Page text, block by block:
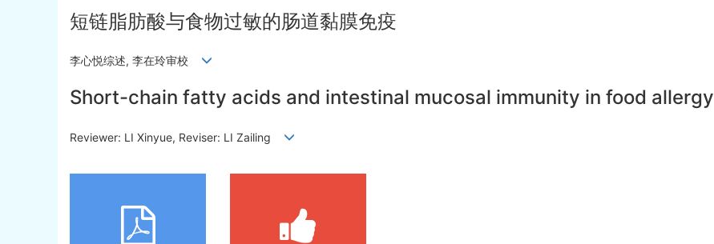
短链脂肪酸与食物过敏的肠道黏膜免疫
李心悦综述, 李在玲审校
Short-chain fatty acids and intestinal mucosal immunity in food allergy
Reviewer: LI Xinyue, Reviser: LI Zailing